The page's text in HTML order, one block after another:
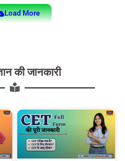
Load More
की जानकारी